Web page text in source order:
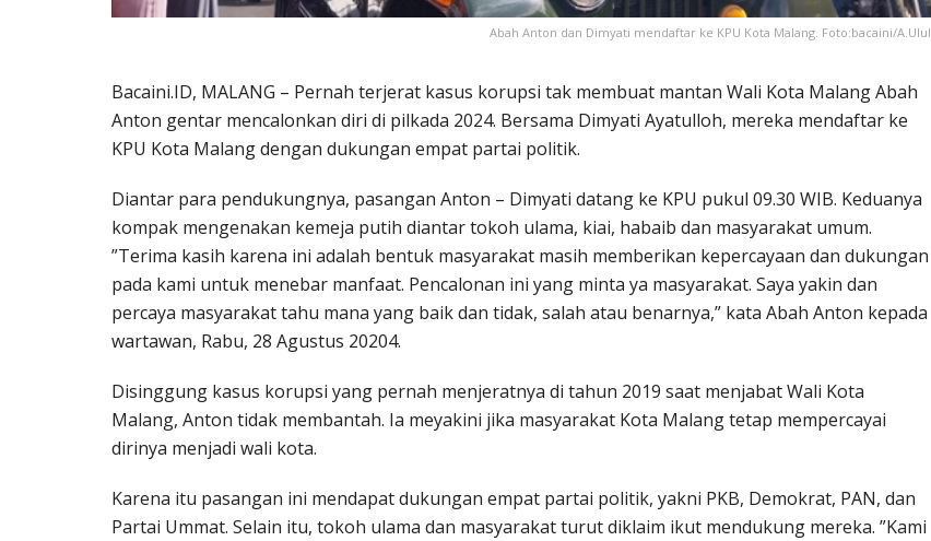
Abah Anton dan Dimyati mendaftar ke KPU Kota Malang. Foto:bacaini/A.Ulul
Bacaini.ID, MALANG – Pernah terjerat kasus korupsi tak membuat mantan Wali Kota Malang Abah
Anton gentar mencalonkan diri di pilkada 2024. Bersama Dimyati Ayatulloh, mereka mendaftar ke
KPU Kota Malang dengan dukungan empat partai politik.
Diantar para pendukungnya, pasangan Anton – Dimyati datang ke KPU pukul 09.30 WIB. Keduanya
kompak mengenakan kemeja putih diantar tokoh ulama, kiai, habaib dan masyarakat umum.
”Terima kasih karena ini adalah bentuk masyarakat masih memberikan kepercayaan dan dukungan
pada kami untuk menebar manfaat. Pencalonan ini yang minta ya masyarakat. Saya yakin dan
percaya masyarakat tahu mana yang baik dan tidak, salah atau benarnya,” kata Abah Anton kepada
wartawan, Rabu, 28 Agustus 20204.
Disinggung kasus korupsi yang pernah menjeratnya di tahun 2019 saat menjabat Wali Kota
Malang, Anton tidak membantah. Ia meyakini jika masyarakat Kota Malang tetap mempercayai
dirinya menjadi wali kota.
Karena itu pasangan ini mendapat dukungan empat partai politik, yakni PKB, Demokrat, PAN, dan
Partai Ummat. Selain itu, tokoh ulama dan masyarakat turut diklaim ikut mendukung mereka. ”Kami